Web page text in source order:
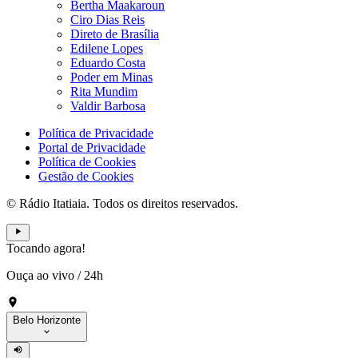
Bertha Maakaroun
Ciro Dias Reis
Direto de Brasília
Edilene Lopes
Eduardo Costa
Poder em Minas
Rita Mundim
Valdir Barbosa
Política de Privacidade
Portal de Privacidade
Política de Cookies
Gestão de Cookies
© Rádio Itatiaia. Todos os direitos reservados.
Tocando agora!
Ouça ao vivo / 24h
Belo Horizonte